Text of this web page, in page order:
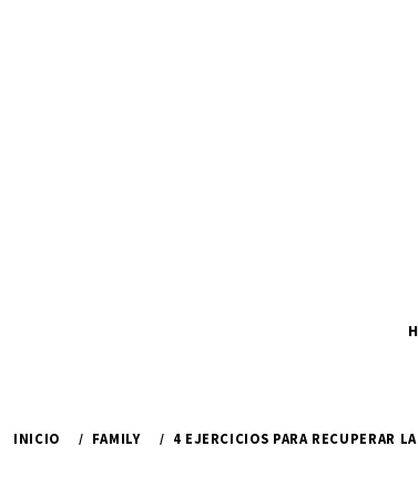
INICIO FAMILY 4 EJERCICIOS PARA RECUPERAR